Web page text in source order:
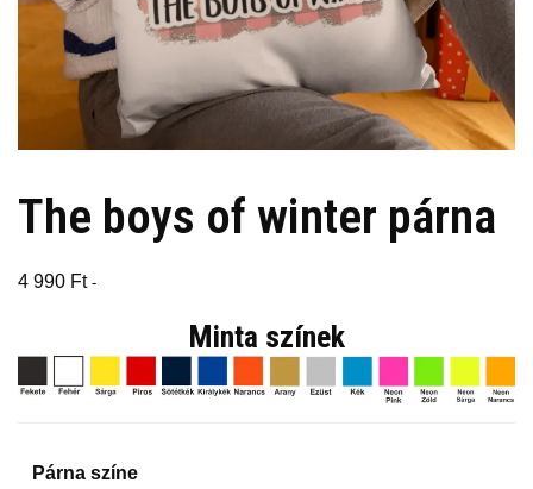
The boys of winter párna
4 990 Ft -
Minta színek
Párna színe